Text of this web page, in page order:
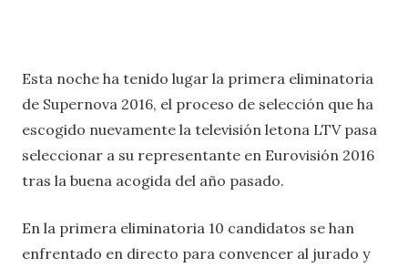
Esta noche ha tenido lugar la primera eliminatoria
de Supernova 2016, el proceso de selección que ha
escogido nuevamente la televisión letona LTV pasa
seleccionar a su representante en Eurovisión 2016
tras la buena acogida del año pasado.
En la primera eliminatoria 10 candidatos se han
enfrentado en directo para convencer al jurado y